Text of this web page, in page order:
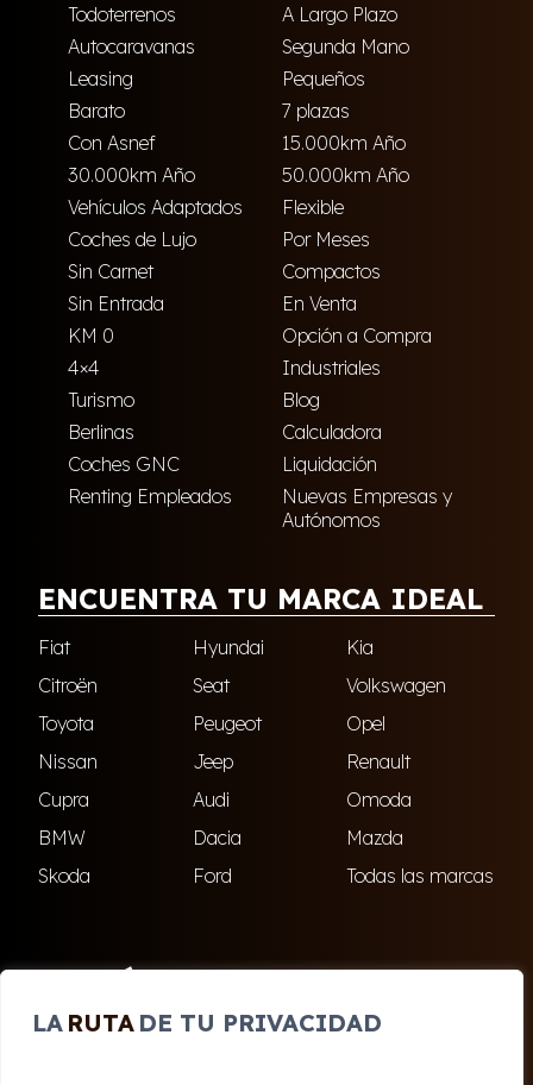
LA RUTA DE TU PRIVACIDAD
Todoterrenos
A Largo Plazo
Autocaravanas
Segunda Mano
Leasing
Pequeños
Barato
7 plazas
Con Asnef
15.000km Año
30.000km Año
50.000km Año
Vehículos Adaptados
Flexible
Coches de Lujo
Por Meses
Sin Carnet
Compactos
Sin Entrada
En Venta
KM 0
Opción a Compra
4×4
Industriales
Turismo
Blog
Berlinas
Calculadora
Coches GNC
Liquidación
Renting Empleados
Nuevas Empresas y
Autónomos
ENCUENTRA TU MARCA IDEAL
Fiat Hyundai
Kia
Citroën
Seat
Volkswagen
Toyota
Peugeot
Opel
Nissan
Jeep
Renault
Cupra
Audi
Omoda
BMW
Dacia
Mazda
Skoda
Ford Todas las marcas
El Ejido Roquetas de Mar